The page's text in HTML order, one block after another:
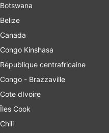
Botswana
Belize
Canada
Congo Kinshasa
République centrafricaine
Congo - Brazzaville
Cote dIvoire
Îles Cook
Chili